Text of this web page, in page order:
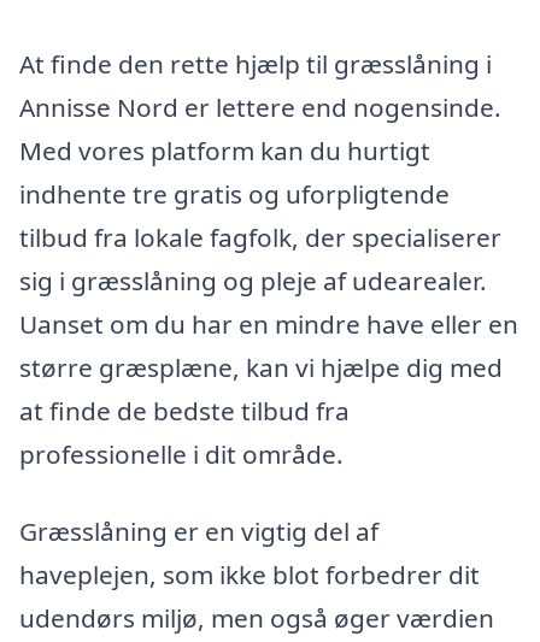
At finde den rette hjælp til græsslåning i
Annisse Nord er lettere end nogensinde.
Med vores platform kan du hurtigt
indhente tre gratis og uforpligtende
tilbud fra lokale fagfolk, der specialiserer
sig i græsslåning og pleje af udearealer.
Uanset om du har en mindre have eller en
større græsplæne, kan vi hjælpe dig med
at finde de bedste tilbud fra
professionelle i dit område.
Græsslåning er en vigtig del af
haveplejen, som ikke blot forbedrer dit
udendørs miljø, men også øger værdien